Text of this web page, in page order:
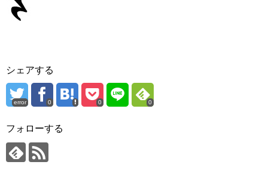
シェアする
error 0 0 0
フォローする
世界一わかりやすい音楽理論
音楽機材
instruments
プロ作曲家オススメ DTM機材
音楽で活躍したい